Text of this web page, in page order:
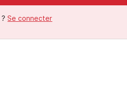
Se connecter